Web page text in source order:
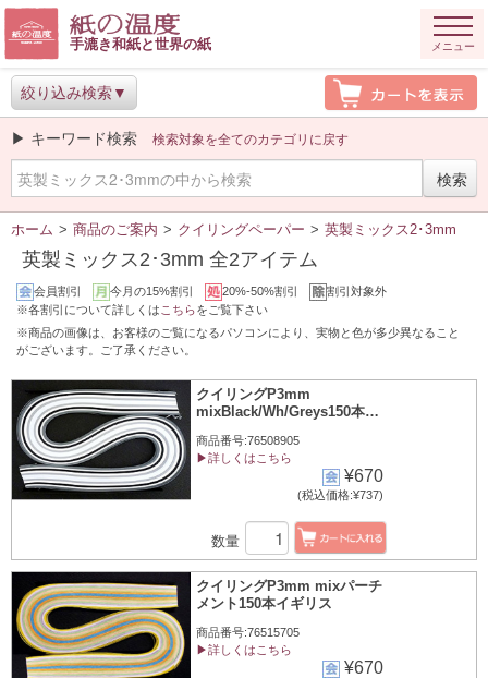
手漉き和紙と世界の紙 メニュー
絞り込み検索
▶ キーワード検索 検索対象を全てのカテゴリに戻す
ホーム > 商品のご案内 > クイリングペーパー > 英製ミックス2･3mm
英製ミックス2･3mm 全2アイテム
会員割引 今月の15%割引 20%-50%割引
割引対象外
※各割引について詳しくは こちらをご覧下さい
※商品の画像は、お客様のご覧になるパソコンにより、実物と色が多少異なること
がございます。ご了承ください。
クイリングP3mm
mixBlack/Wh/Greys150本イ
商品番号:76508905
▶詳しくはこちら
¥670
(税込価格:¥737)
数量
クイリングP3mm mixパーチ
メント150本イギリス
商品番号:76515705
▶詳しくはこちら
¥670